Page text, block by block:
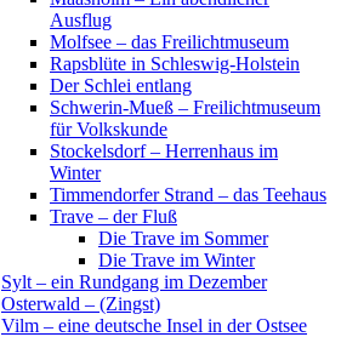
Ausflug
Molfsee – das Freilichtmuseum
Rapsblüte in Schleswig-Holstein
Der Schlei entlang
Schwerin-Mueß – Freilichtmuseum
für Volkskunde
Stockelsdorf – Herrenhaus im
Winter
Timmendorfer Strand – das Teehaus
Trave – der Fluß
Die Trave im Sommer
Die Trave im Winter
Sylt – ein Rundgang im Dezember
Osterwald – (Zingst)
Vilm – eine deutsche Insel in der Ostsee